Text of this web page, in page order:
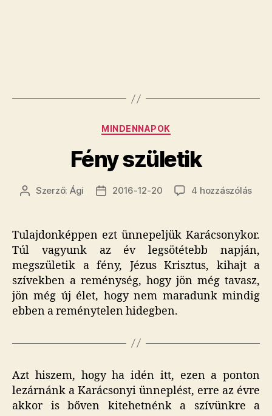
Kategóriák
MINDENNAPOK
Fény születik
Bejegyzés
Szerző: Ági
Bejegyzés
2016-12-20 4 hozzászólásFény
Tulajdonképpen ezt ünnepeljük Karácsonykor.
Túl vagyunk az év legsötétebb napján,
megszületik a fény, Jézus Krisztus, kihajt a
szívekben a reménység, hogy jön még tavasz,
jön még új élet, hogy nem maradunk mindig
ebben a reménytelen hidegben.
Azt hiszem, hogy ha idén itt, ezen a ponton
lezárnánk a Karácsonyi ünneplést, erre az évre
akkor is bőven kitehetnénk a szívünkre a